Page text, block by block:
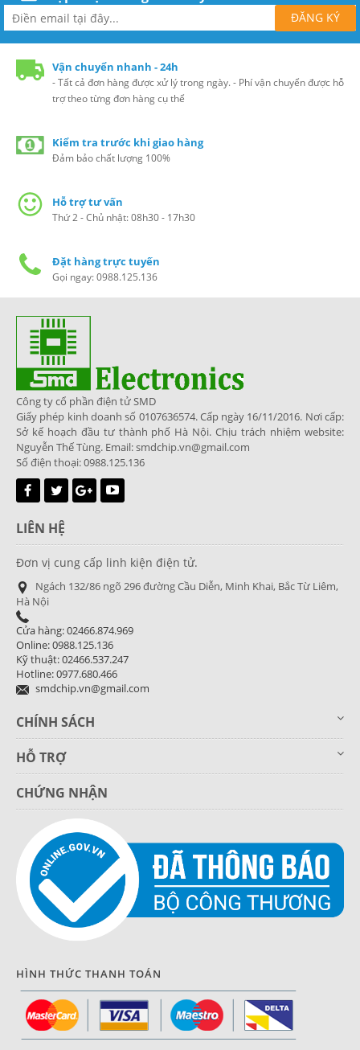
Vận chuyển nhanh - 24h
- Tất cả đơn hàng được xử lý trong ngày. - Phí vận chuyển được hỗ
trợ theo từng đơn hàng cụ thể
Kiểm tra trước khi giao hàng
Đảm bảo chất lượng 100%
Hỗ trợ tư vấn
Thứ 2 - Chủ nhật: 08h30 - 17h30
Đặt hàng trực tuyến
Gọi ngay: 0988.125.136
Công ty cổ phần điện tử SMD
Giấy phép kinh doanh số 0107636574. Cấp ngày 16/11/2016. Nơi cấp:
Sở kế hoạch đầu tư thành phố Hà Nội. Chịu trách nhiệm website:
Nguyễn Thế Tùng. Email: smdchip.vn@gmail.com
Số điện thoại: 0988.125.136
LIÊN HỆ
Đơn vị cung cấp linh kiện điện tử.
Ngách 132/86 ngõ 296 đường Cầu Diễn, Minh Khai, Bắc Từ Liêm,
Hà Nội
Cửa hàng: 02466.874.969
Online: 0988.125.136
Kỹ thuật: 02466.537.247
Hotline: 0977.680.466
smdchip.vn@gmail.com
CHÍNH SÁCH
HỖ TRỢ
CHỨNG NHẬN
HÌNH THỨC THANH TOÁN